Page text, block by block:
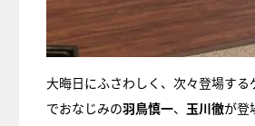
大晦日にふさわしく、次々登場す
でおなじみの羽鳥慎一、 玉川徹が登